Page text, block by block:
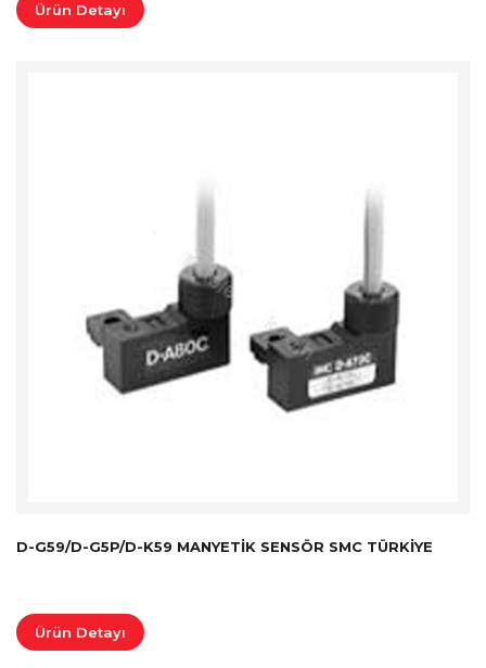
Ürün Detayı
D-G59/D-G5P/D-K59 MANYETIK SENSÖR SMC TÜRKİYE
Ürün Detayı